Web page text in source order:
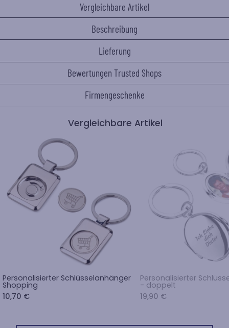
Vergleichbare Artikel
Beschreibung
Lieferung
Bewertungen Trusted Shops
Firmengeschenke
Vergleichbare Artikel
Personalisierter Schlüsselanhänger
Shopping
10,70 €
Personalisierter
- doppelt
19,90 €